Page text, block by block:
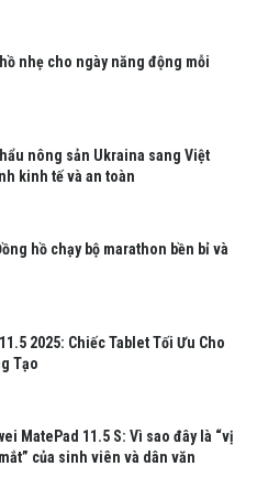
nhẹ cho ngày năng động mỗi
nông sản Ukraina sang Việt
kinh tế và an toàn
hồ chạy bộ marathon bền bỉ và
2025: Chiếc Tablet Tối Ưu Cho
Tạo
MatePad 11.5 S: Vì sao đây là “vị
của sinh viên và dân văn